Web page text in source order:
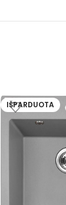
IŠPARDUOTA